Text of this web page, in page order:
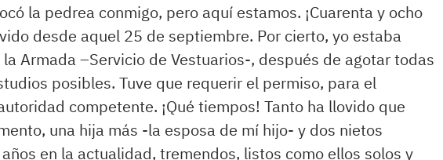
la pedrea conmigo, pero aquí estamos. ¡Cuarenta y ocho
desde aquel 25 de septiembre. Por cierto, yo estaba
Armada –Servicio de Vestuarios-, después de agotar todas
posibles. Tuve que requerir el permiso, para el
competente. ¡Qué tiempos! Tanto ha llovido que
una hija más -la esposa de mí hijo- y dos nietos
en la actualidad, tremendos, listos como ellos solos y